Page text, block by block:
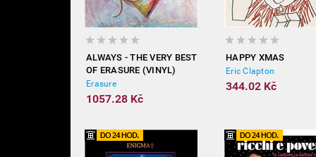
ALWAYS - THE VERY BEST
OF ERASURE (VINYL)
Erasure
1057.28 Kč
HAPPY XMAS
Eric Clapton
344.02 Kč